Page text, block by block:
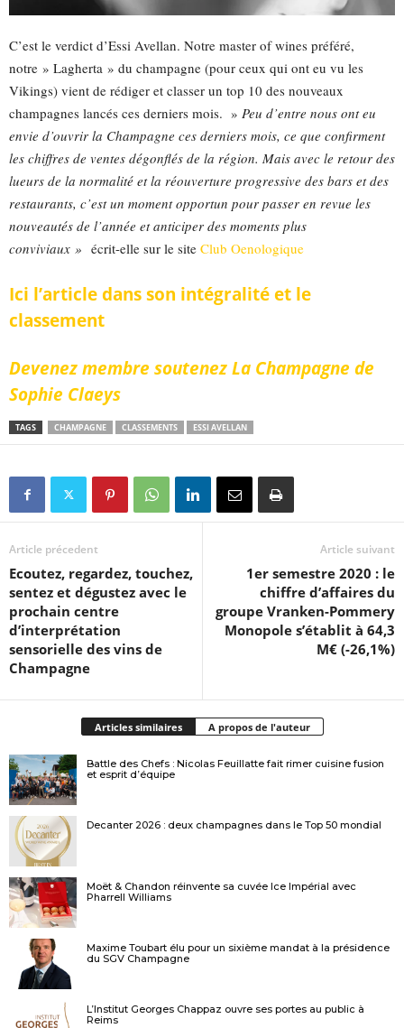
C’est le verdict d’Essi Avellan. Notre master of wines préféré,
notre » Lagherta » du champagne (pour ceux qui ont eu vu les
Vikings) vient de rédiger et classer un top 10 des nouveaux
champagnes lancés ces derniers mois. » Peu d’entre nous ont eu
envie d’ouvrir la Champagne ces derniers mois, ce que confirment
les chiffres de ventes dégonflés de la région. Mais avec le retour des
lueurs de la normalité et la réouverture progressive des bars et des
restaurants, c’est un moment opportun pour passer en revue les
nouveautés de l’année et anticiper des moments plus
conviviaux » écrit-elle sur le site Club Oenologique
Ici l’article dans son intégralité et le
classement
Devenez membre soutenezLa Champagne de
Sophie Claeys
TAGS CHAMPAGNE CLASSEMENTS ESSI AVELLAN
Article précedent
Ecoutez, regardez, touchez,
sentez et dégustez avec le
prochain centre
d’interprétation
sensorielle des vins de
Champagne
Article suivant
1er semestre 2020 : le
chiffre d’affaires du
groupe Vranken-Pommery
Monopole s’établit à 64,3
M€ (-26,1%)
Articles similaires A propos de l'auteur
Battle des Chefs : Nicolas Feuillatte fait rimer cuisine fusion
et esprit d’équipe
Decanter 2026 : deux champagnes dans le Top 50 mondial
Moët & Chandon réinvente sa cuvée Ice Impérial avec
Pharrell Williams
Maxime Toubart élu pour un sixième mandat à la présidence
du SGV Champagne
L’Institut Georges Chappaz ouvre ses portes au public à
Reims